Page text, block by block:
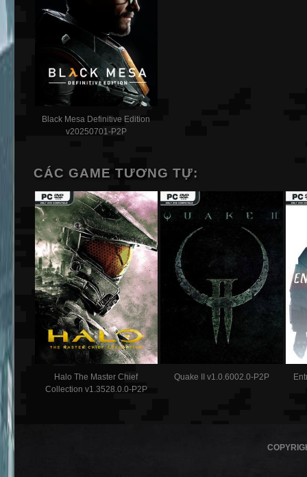
Black Mesa Definitive Edition
v20250701-P2P
CÁC GAME TƯƠNG TỰ:
Halo The Master Chief
Collection v1.3528.0.0-P2P
Quake II v1.0.6002.0-P2P